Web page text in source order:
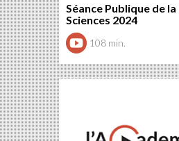
Séance Publique de la
Sciences 2024
108 min.